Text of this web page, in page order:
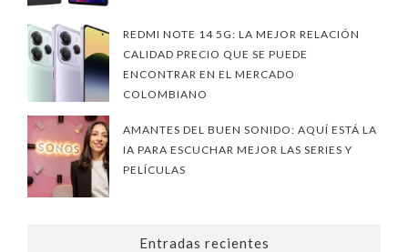
REDMI NOTE 14 5G: LA MEJOR RELACIÓN
CALIDAD PRECIO QUE SE PUEDE
ENCONTRAR EN EL MERCADO
COLOMBIANO
AMANTES DEL BUEN SONIDO: AQUÍ ESTÁ LA
IA PARA ESCUCHAR MEJOR LAS SERIES Y
PELÍCULAS
Entradas recientes